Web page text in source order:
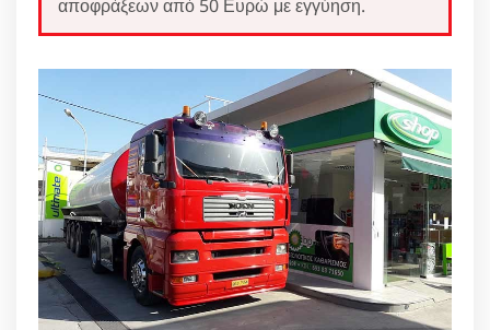
αποφράξεων από 50 Ευρώ με εγγύηση.